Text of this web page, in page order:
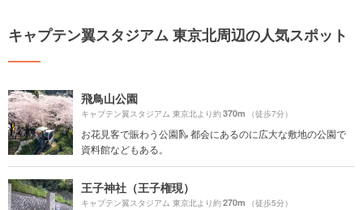
キャプテン翼スタジアム 東京北周辺の人気スポット
飛鳥山公園
キャプテン翼スタジアム 東京北より約370m （徒歩7分）
お花見客で賑わう公園🛝 都会にあるのに広大な敷地の公園で
資料館などもある。
王子神社（王子権現）
キャプテン翼スタジアム 東京北より約270m （徒歩5分）